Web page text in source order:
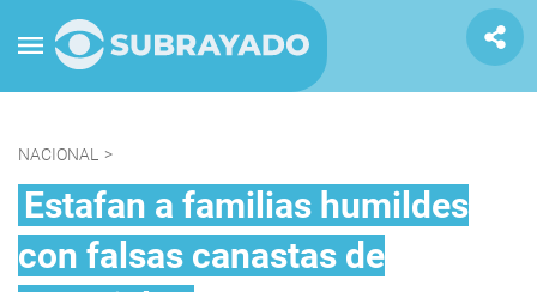
NACIONAL >
Estafan a familias humildes
con falsas canastas de